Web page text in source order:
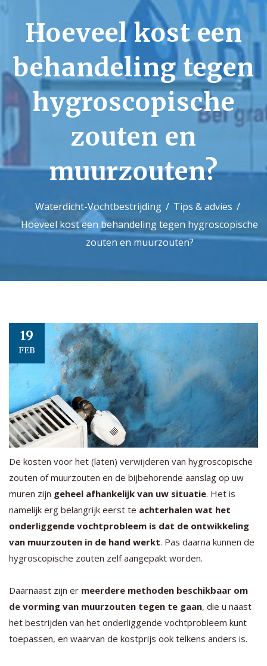
Contact
Hoeveel kost een
behandeling tegen
hygroscopische
zouten en
muurzouten?
Waterdicht-Vochtbestrijding
Tips & advies
Hoeveel kost een behandeling tegen hygroscopische
zouten en muurzouten?
19
FEB
De kosten voor het (laten) verwijderen van hygroscopische
zouten of muurzouten en de bijbehorende aanslag op uw
muren zijn geheel afhankelijk van uw situatie. Het is
namelijk erg belangrijk eerst te achterhalen wat het
onderliggende vochtprobleem is dat de ontwikkeling
van muurzouten in de hand werkt. Pas daarna kunnen de
hygroscopische zouten zelf aangepakt worden.
Daarnaast zijn er meerdere methoden beschikbaar om
de vorming van muurzouten tegen te gaan, die u naast
het bestrijden van het onderliggende vochtprobleem kunt
toepassen, en waarvan de kostprijs ook telkens anders is.